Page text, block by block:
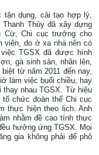
tận dụng, cải tạo hợp lý,
Thủy đã xây dựng
Cừ, Chi cục trưởng cho
viên, do ở xa nhà nên có
TGSX đã được hình
gà sinh sản, nhân lên,
từ năm 2011 đến nay,
làm việc buổi chiều, hay
thay nhau TGSX. Từ hiệu
chức đoàn thể Chi cục
thực hiện theo lịch. Anh
nhằm đề cao tính thực
hưởng ứng TGSX. Mọi
gia không phải để phô